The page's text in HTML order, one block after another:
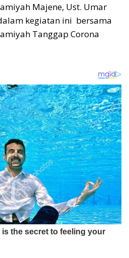
Majene, Ust. Umar
kegiatan ini bersama
Tanggap Corona